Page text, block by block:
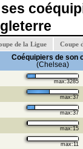
de la Ligue Coupe
Coéquipiers de son
(Chelsea)
max:3285
max:37
max:37
max:15
max:11